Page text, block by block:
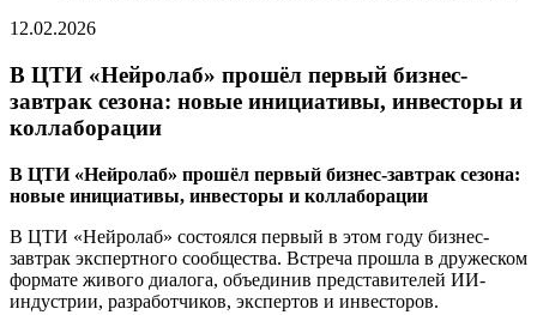
12.02.2026
В ЦТИ «Нейролаб» прошёл первый бизнес-
завтрак сезона: новые инициативы, инвесторы и
коллаборации
В ЦТИ «Нейролаб» прошёл первый бизнес-завтрак сезона:
новые инициативы, инвесторы и коллаборации
В ЦТИ «Нейролаб» состоялся первый в этом году бизнес-
завтрак экспертного сообщества. Встреча прошла в дружеском
формате живого диалога, объединив представителей ИИ-
индустрии, разработчиков, экспертов и инвесторов.